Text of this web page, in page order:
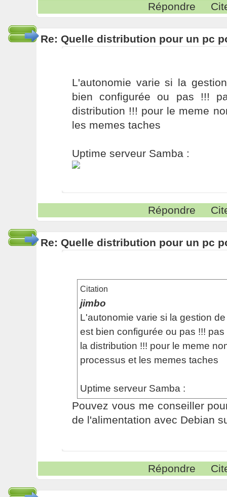
Répondre
Re: Quelle distribution pour un pc
L'autonomie varie si la
bien configurée ou pas !!!
distribution !!! pour le meme
les memes taches
Uptime serveur Samba :
Répondre
Re: Quelle distribution pour un pc
Citation
jimbo
L'autonomie varie si la gestion
est bien configurée ou pas !!!
la distribution !!! pour le meme
processus et les memes taches
Uptime serveur Samba :
Pouvez vous me conseiller
de l'alimentation avec Debian
Répondre